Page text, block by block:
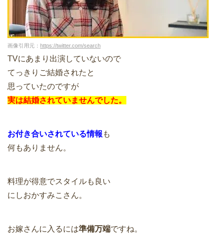
画像引用元： https://twitter.com/search
TVにあまり出演していないので
てっきりご結婚されたと
思っていたのですが
実は結婚されていませんでした。
お付き合いされている情報 も
何もありません。
料理が得意でスタイルも良い
にしおかすみこさん。
お嫁さんに入るには準備万端ですね。